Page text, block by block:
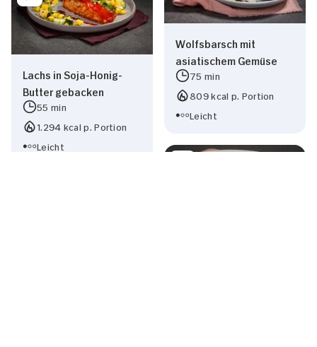
Lachs in Soja-Honig-
Butter gebacken
55 min
1.294 kcal p. Portion
Leicht
Wolfsbarsch mit
asiatischem Gemüse
75 min
809 kcal p. Portion
Leicht